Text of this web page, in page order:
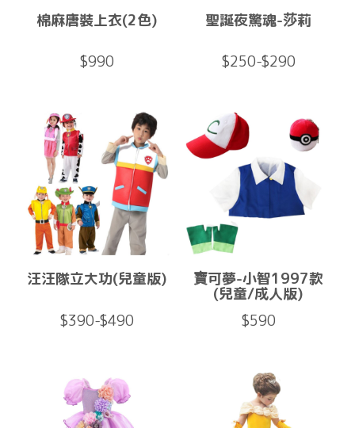
棉麻唐裝上衣(2色)
$990
聖誕夜驚魂-莎莉
$250-$290
汪汪隊立大功(兒童版)
$390-$490
寶可夢-小智1997款
(兒童/成人版)
$590